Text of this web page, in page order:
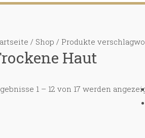
/ Shop / Produkte
Haut
1 – 12 von 17 werden